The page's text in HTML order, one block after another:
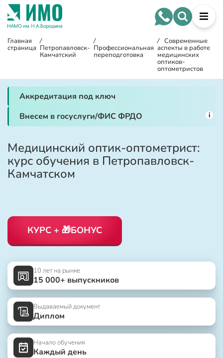
Главная
страница
/
Петропавловск-
Камчатский
/
Профессиональная
переподготовка
/ Современные
аспекты в работе
медицинских
оптиков-
оптометристов
Аккредитация под ключ
Внесем в госуслуги/ФИС ФРДО
i
Медицинский оптик-оптометрист:
курс обучения в Петропавловск-
Камчатском
КУРС + 🎁БОНУС
10 лет на рынке
15 000+ выпускников
Выдаваемый документ
Диплом
Начало обучения
Каждый день